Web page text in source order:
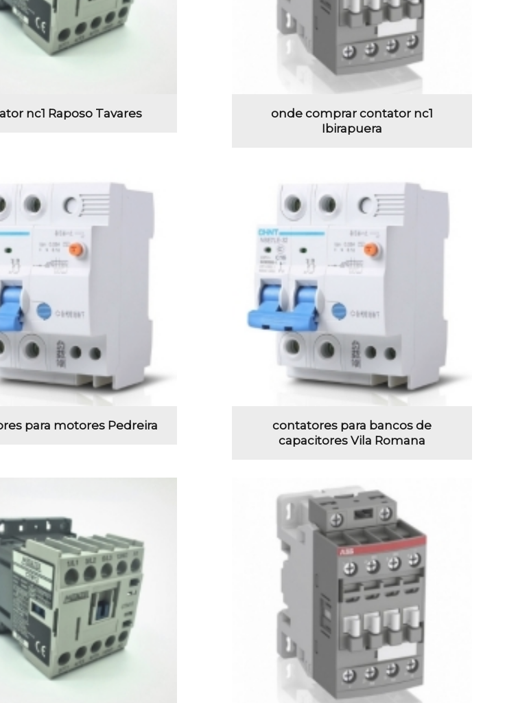
nc1 Raposo Tavares
onde comprar contator nc1
Ibirapuera
para motores Pedreira
contatores para bancos de
capacitores Vila Romana